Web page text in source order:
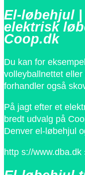
El-løbehjul
elektrisk
Coop.dk
Du kan for
volleyballnettet
forhandler også
På jagt efter et
bredt udvalg på
Denver el-løbehjul
http s://www.dba.dk